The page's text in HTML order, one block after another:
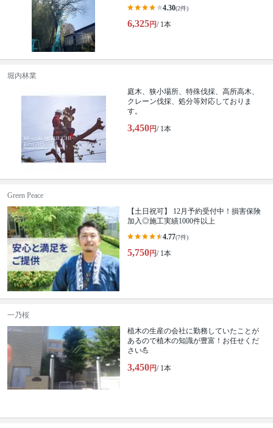
4.30(2件)
6,325円/ 1本
堀内林業
庭木、狭小場所、特殊伐採、高所高木、
クレーン伐採、処分等対応しておりま
す。
3,450円/ 1本
Green Peace
【土日祝可】 12月予約受付中！損害保険
加入◎施工実績1000件以上
4.77(7件)
5,750円/ 1本
一乃桜
植木の生産の会社に勤務していたことが
あるので植木の知識が豊富！お任せくだ
さい💪
3,450円/ 1本